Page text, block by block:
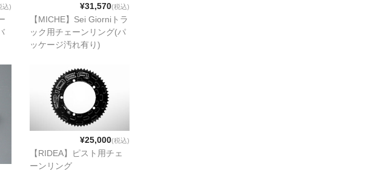
込) ¥31,570(税込)
【MICHE】Sei Giorniトラ
ック用チェーンリング(パ
ッケージ汚れ有り)
¥25,000(税込)
【RIDEA】ピスト用チェ
ーンリング